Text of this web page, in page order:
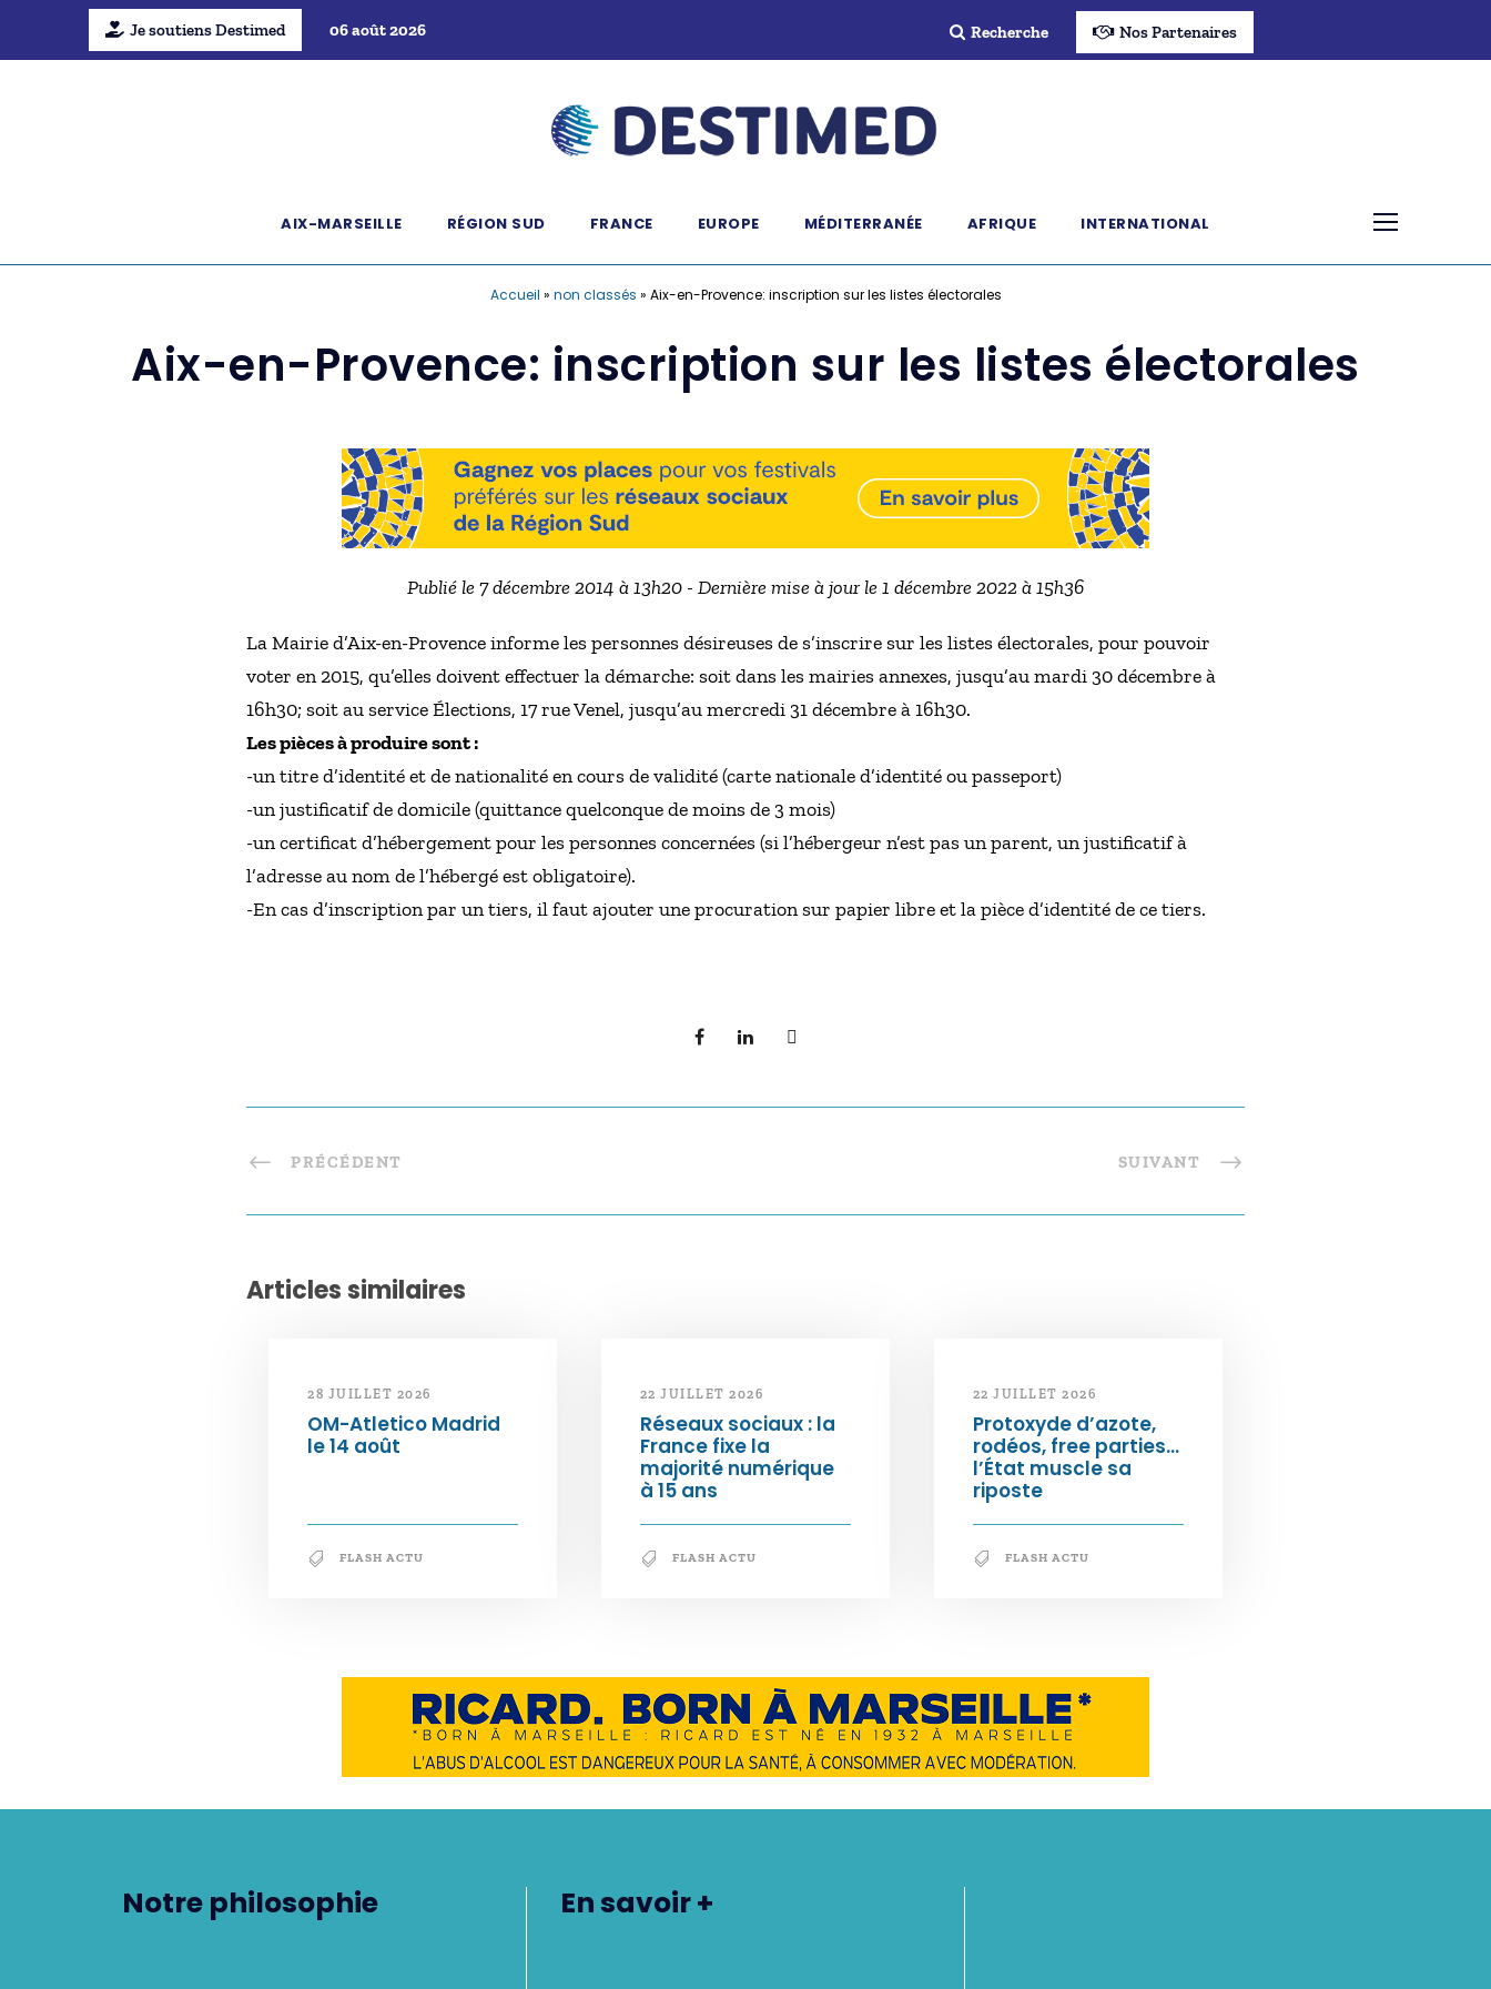
Je soutiens Destimed 06 août 2026 Recherche Nos Partenaires
AIX-MARSEILLE RÉGION SUD FRANCE EUROPE MÉDITERRANÉE AFRIQUE INTERNATIONAL
Accueil » non classés » Aix-en-Provence: inscription sur les listes électorales
Aix-en-Provence: inscription sur les listes électorales
Publié le 7 décembre 2014 à 13h20 - Dernière mise à jour le 1 décembre 2022 à 15h36
La Mairie d’Aix-en-Provence informe les personnes désireuses de s’inscrire sur les listes électorales, pour pouvoir
voter en 2015, qu’elles doivent effectuer la démarche: soit dans les mairies annexes, jusqu’au mardi 30 décembre à
16h30; soit au service Élections, 17 rue Venel, jusqu’au mercredi 31 décembre à 16h30.
Les pièces à produire sont :
-un titre d’identité et de nationalité en cours de validité (carte nationale d’identité ou passeport)
-un justificatif de domicile (quittance quelconque de moins de 3 mois)
-un certificat d’hébergement pour les personnes concernées (si l’hébergeur n’est pas un parent, un justificatif à
l’adresse au nom de l’hébergé est obligatoire).
-En cas d’inscription par un tiers, il faut ajouter une procuration sur papier libre et la pièce d’identité de ce tiers.
PRÉCÉDENT SUIVANT
Articles similaires
28 JUILLET 2026
OM-Atletico Madrid
le 14 août
FLASH ACTU
22 JUILLET 2026
Réseaux sociaux : la
France fixe la
majorité numérique
à 15 ans
FLASH ACTU
22 JUILLET 2026
Protoxyde d’azote,
rodéos, free parties…
l’État muscle sa
riposte
FLASH ACTU
Notre philosophie En savoir +